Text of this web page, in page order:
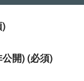
開) (必須)